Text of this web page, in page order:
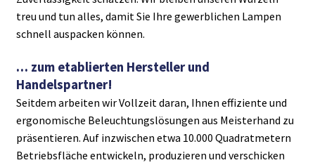
treu und tun alles, damit Sie Ihre gewerblichen Lampen
schnell auspacken können.
… zum etablierten Hersteller und
Handelspartner!
Seitdem arbeiten wir Vollzeit daran, Ihnen effiziente und
ergonomische Beleuchtungslösungen aus Meisterhand zu
präsentieren. Auf inzwischen etwa 10.000 Quadratmetern
Betriebsfläche entwickeln, produzieren und verschicken